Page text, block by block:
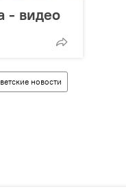
- видео
новости